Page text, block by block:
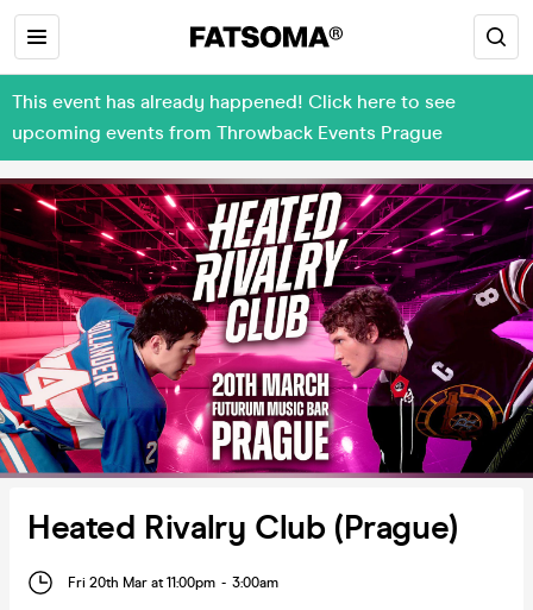
This event has already happened! Click here to see
upcoming events from Throwback Events Prague
Heated Rivalry Club (Prague)
Fri 20th Mar at 11:00pm - 3:00am